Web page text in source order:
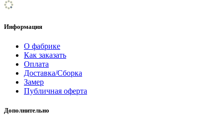
Информация
О фабрике
Как заказать
Оплата
Доставка/Сборка
Замер
Публичная оферта
Дополнительно